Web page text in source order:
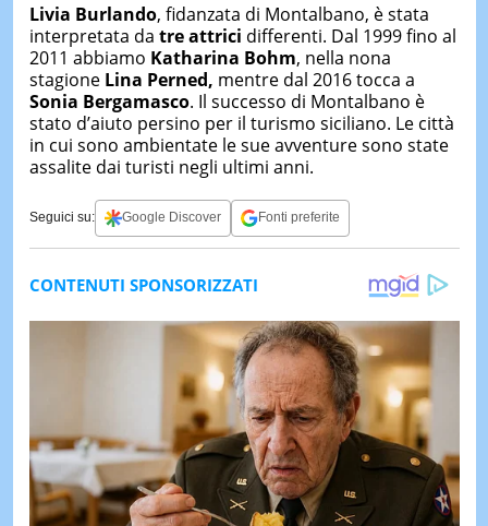
Livia Burlando, fidanzata di Montalbano, è stata
interpretata da tre attrici differenti. Dal 1999 fino al
2011 abbiamo Katharina Bohm, nella nona
stagioneLina Perned, mentre dal 2016 tocca a
Sonia Bergamasco. Il successo di Montalbano è
stato d’aiuto persino per il turismo siciliano. Le città
in cui sono ambientate le sue avventure sono state
assalite dai turisti negli ultimi anni.
Seguici su: Google Discover Fonti preferite